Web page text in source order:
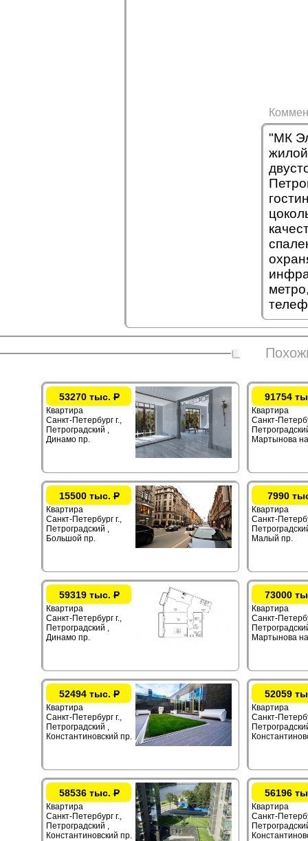
"МК
53270 тыс.Р
Квартира
Санкт-Петербург г.,
Петроградский ,
Динамо пр.
91754
Квартира
Санкт-
Мартынова
15500 тыс.Р
Квартира
Санкт-Петербург г.,
Петроградский ,
Большой пр.
7990
Квартира
Санкт-
Малый пр.
59319 тыс.Р
Квартира
Санкт-Петербург г.,
Петроградский ,
Динамо пр.
73000
Квартира
Санкт-
Мартынова
52494 тыс.Р
Квартира
Санкт-Петербург г.,
Петроградский ,
Константиновский пр.
52059
Квартира
Санкт-
58536 тыс.Р
Квартира
Санкт-Петербург г.,
Петроградский ,
Константиновский пр.
56196
Квартира
Санкт-